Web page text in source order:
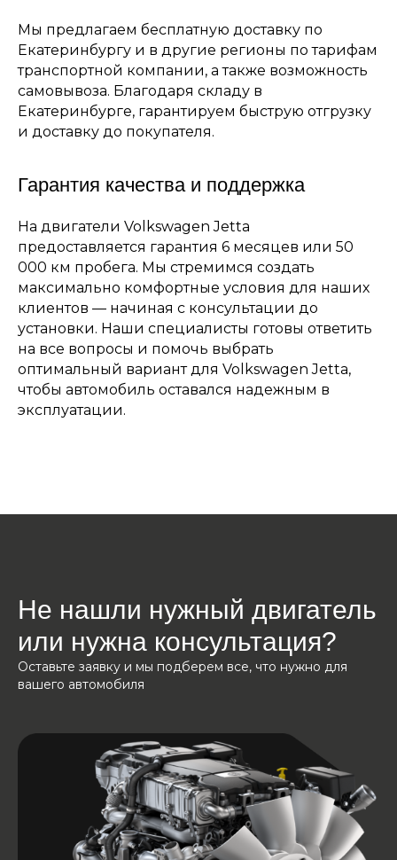
Мы предлагаем бесплатную доставку по
Екатеринбургу и в другие регионы по тарифам
транспортной компании, а также возможность
самовывоза. Благодаря складу в
Екатеринбурге, гарантируем быструю отгрузку
и доставку до покупателя.
Гарантия качества и поддержка
На двигатели Volkswagen Jetta
предоставляется гарантия 6 месяцев или 50
000 км пробега. Мы стремимся создать
максимально комфортные условия для наших
клиентов — начиная с консультации до
установки. Наши специалисты готовы ответить
на все вопросы и помочь выбрать
оптимальный вариант для Volkswagen Jetta,
чтобы автомобиль оставался надежным в
эксплуатации.
Не нашли нужный двигатель
или нужна консультация?
Оставьте заявку и мы подберем все, что нужно для
вашего автомобиля